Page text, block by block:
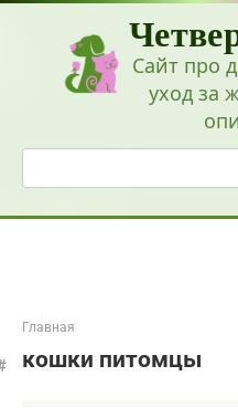
Перейти
Сайт про
уход за
Поиск:
Главная
кошки питомцы